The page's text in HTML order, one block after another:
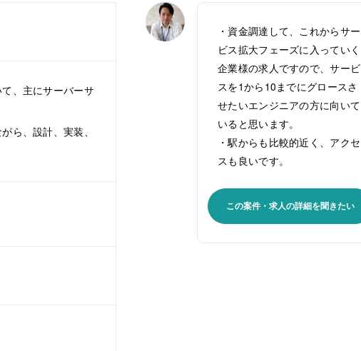
、主にサーバーサ
ら、設計、実装、
・資金調達して、これからサー
ビス拡大フェーズに入っていく
企業様の求人ですので、サービ
スを1から10までにグロースさ
せたいエンジニアの方に向いて
いると思います。
・駅からも比較的近く、アクセ
スも良いです。
この案件・求人の詳細を聞きたい